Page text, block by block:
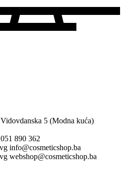
Vidovdanska 5 (Modna kuća)
051 890 362
info@cosmeticshop.ba
webshop@cosmeticshop.ba